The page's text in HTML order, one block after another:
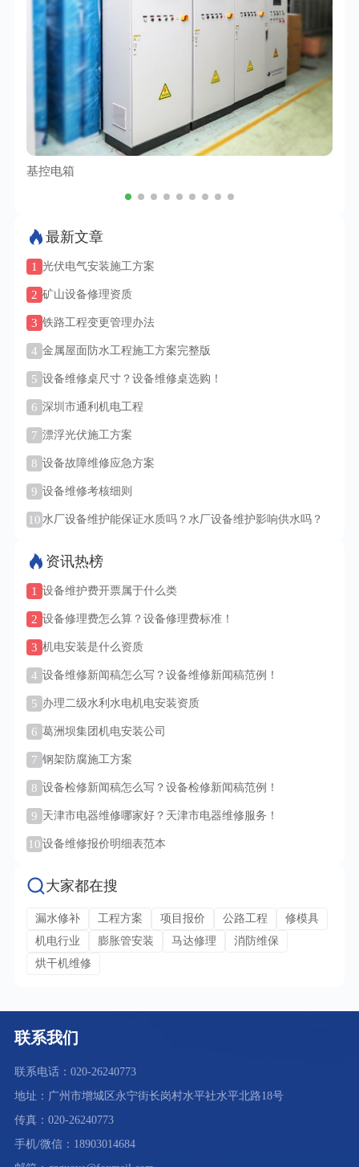
基控电箱
最新文章
1 光伏电气安装施工方案
2 矿山设备修理资质
3 铁路工程变更管理办法
4 金属屋面防水工程施工方案完整版
5 设备维修桌尺寸？设备维修桌选购！
6 深圳市通利机电工程
7 漂浮光伏施工方案
8 设备故障维修应急方案
9 设备维修考核细则
10 水厂设备维护能保证水质吗？水厂设备维护影响供水吗？
资讯热榜
1 设备维护费开票属于什么类
2 设备修理费怎么算？设备修理费标准！
3 机电安装是什么资质
4 设备维修新闻稿怎么写？设备维修新闻稿范例！
5 办理二级水利水电机电安装资质
6 葛洲坝集团机电安装公司
7 钢架防腐施工方案
8 设备检修新闻稿怎么写？设备检修新闻稿范例！
9 天津市电器维修哪家好？天津市电器维修服务！
10 设备维修报价明细表范本
大家都在搜
漏水修补 工程方案 项目报价 公路工程
修模具
机电行业
膨胀管安装 马达修理
消防维保
烘干机维修
联系我们
联系电话：020-26240773
地址：广州市增城区永宁街长岗村水平社水平北路18号
传真：020-26240773
手机/微信：18903014684